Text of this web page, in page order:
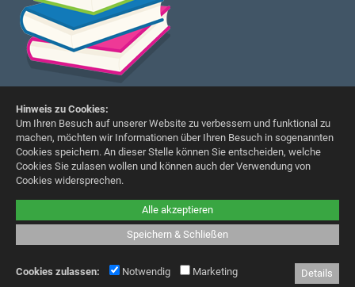
Alle akzeptieren
Speichern & Schließen
Hinweis zu Cookies:
Um Ihren Besuch auf unserer Website zu verbessern und funktional zu
machen, möchten wir Informationen über Ihren Besuch in sogenannten
Cookies speichern. An dieser Stelle können Sie entscheiden, welche
Cookies Sie zulasen wollen und können auch der Verwendung von
Cookies widersprechen.
Cookies zulassen: Notwendig Marketing Details
Grundschule Schmiden
Liegnitzer Straße 28
72336 Balingen
Telefon (0 74 33) 76 99
Telefax (0 74 33) 76 19
info@grundschule-schmiden.de